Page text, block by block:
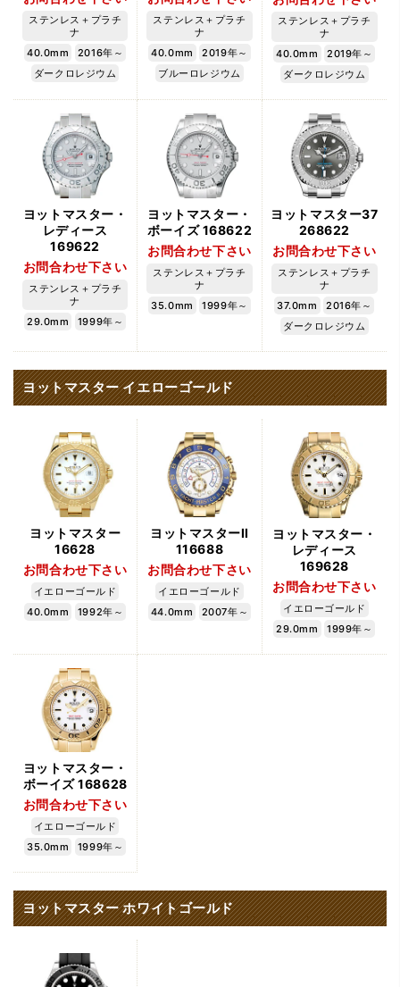
ステンレス＋プラチ
ナ
40.0mm
2016年～
ダークロレジウム
ステンレス＋プラチ
ナ
40.0mm
2019年～
ブルーロレジウム
ステンレス＋プラチ
ナ
40.0mm
2019年～
ダークロレジウム
ヨットマスター・
レディース
169622
お問合わせ下さい
ステンレス＋プラチ
ナ
29.0mm
1999年～
ヨットマスター・
ボーイズ 168622
お問合わせ下さい
ステンレス＋プラチ
ナ
35.0mm
1999年～
ヨットマスター37
268622
お問合わせ下さい
ステンレス＋プラチ
ナ
37.0mm
2016年～
ダークロレジウム
ヨットマスター イエローゴールド
ヨットマスター
16628
お問合わせ下さい
イエローゴールド
40.0mm
1992年～
ヨットマスターII
116688
お問合わせ下さい
イエローゴールド
44.0mm
2007年～
ヨットマスター・
レディース
169628
お問合わせ下さい
イエローゴールド
29.0mm
1999年～
ヨットマスター・
ボーイズ 168628
お問合わせ下さい
イエローゴールド
35.0mm
1999年～
ヨットマスター ホワイトゴールド